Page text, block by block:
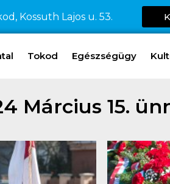
Kossuth Lajos u. 53.
Tokod Egészségügy
Március 15.